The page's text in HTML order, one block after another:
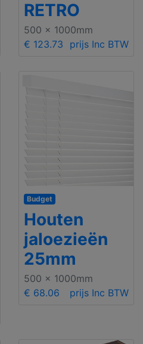
RETRO
500 x 1000mm
€ 123.73
prijs Inc BTW
Budget
Houten
jaloezieën
25mm
500 x 1000mm
€ 68.06
prijs Inc BTW